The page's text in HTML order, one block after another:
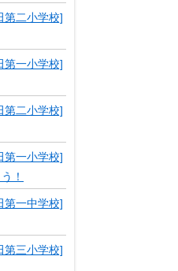
第二小学校]
第一小学校]
第二小学校]
第一小学校]
！
第一中学校]
第三小学校]